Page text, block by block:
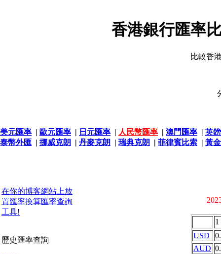
香港銀行匯率
比較香
美元匯率 | 歐元匯率 | 日元匯率 | 人民幣匯率 | 澳門匯率 | 英
泰幣外匯 | 挪威克朗 | 丹麥克朗 | 瑞典克朗 | 菲律賓比索 | 黃
在你的博客網站上放
置匯率換算匯率查詢
工具!
歷史匯率查詢
1
USD
AUD